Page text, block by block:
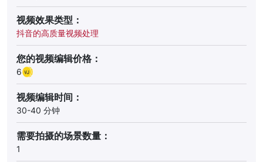
视频效果类型：
抖音的高质量视频处理
您的视频编辑价格：
6
视频编辑时间：
30-40 分钟
需要拍摄的场景数量：
1